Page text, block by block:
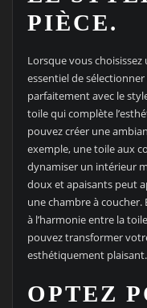
PIÈCE.
Lorsque vous
essentiel de
parfaitement avec le
toile qui complète
pouvez créer une
exemple, une toile aux
dynamiser un intérieur
doux et apaisants peut
une chambre à
à l’harmonie entre la
pouvez transformer
esthétiquement plaisant.
OPTEZ